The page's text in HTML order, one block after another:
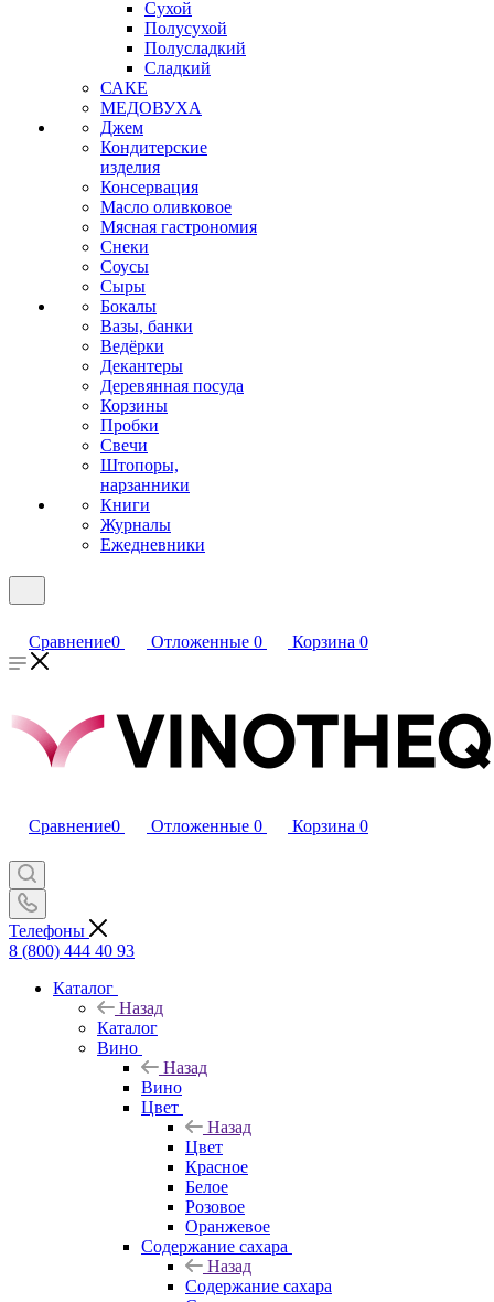
Сухой
Полусухой
Полусладкий
Сладкий
САКЕ
МЕДОВУХА
Джем
Кондитерские
изделия
Консервация
Масло оливковое
Мясная гастрономия
Снеки
Соусы
Сыры
Бокалы
Вазы, банки
Ведёрки
Декантеры
Деревянная посуда
Корзины
Пробки
Свечи
Штопоры,
нарзанники
Книги
Журналы
Ежедневники
Сравнение0 Отложенные 0 Корзина 0
Сравнение0 Отложенные 0 Корзина 0
Телефоны
8 (800) 444 40 93
Каталог
Назад
Каталог
Вино
Назад
Вино
Цвет
Назад
Цвет
Красное
Белое
Розовое
Оранжевое
Содержание сахара
Назад
Содержание сахара